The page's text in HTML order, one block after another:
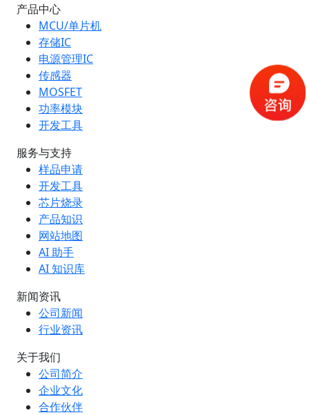
产品中心
MCU/单片机
存储IC
电源管理IC
传感器
MOSFET
功率模块
开发工具
服务与支持
样品申请
开发工具
芯片烧录
产品知识
网站地图
AI 助手
AI 知识库
新闻资讯
公司新闻
行业资讯
关于我们
公司简介
企业文化
合作伙伴